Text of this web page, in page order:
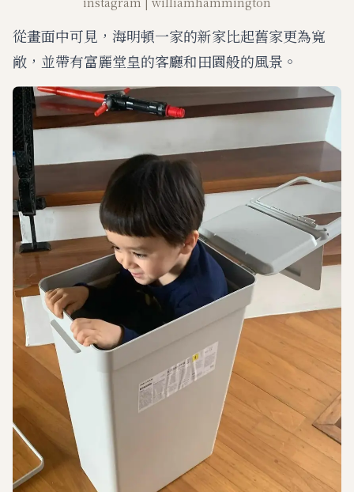
從畫面中可見，海明頓一家的新家比起舊家更為寬
敞，並帶有富麗堂皇的客廳和田園般的風景。